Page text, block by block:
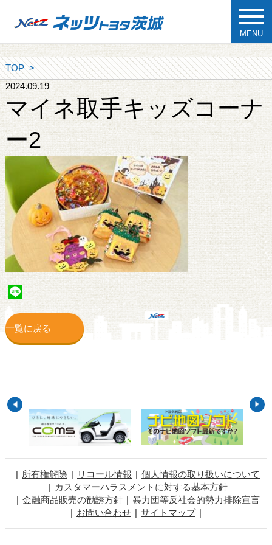
MENU
TOP
2024.09.19
マイネ取手キッズコーナ
ー2
Line
一覧に戻る
所有権解除 リコール情報
個人情報の取り扱いについて
カスタマーハラスメントに対する基本方針
金融商品販売の勧誘方針
暴力団等反社会的勢力排除宣言
お問い合わせ
サイトマップ